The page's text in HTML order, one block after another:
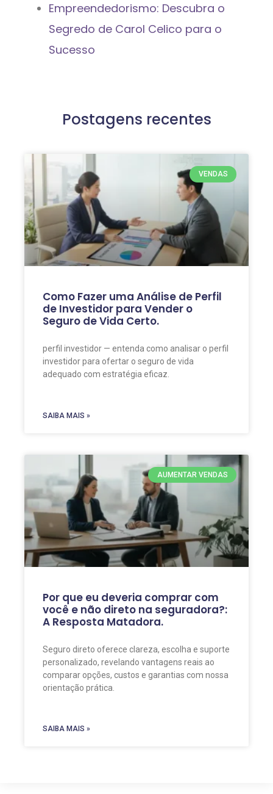
Empreendedorismo: Descubra o
Segredo de Carol Celico para o
Sucesso
Postagens recentes
VENDAS
Como Fazer uma Análise de Perfil
de Investidor para Vender o
Seguro de Vida Certo.
perfil investidor — entenda como analisar o perfil
investidor para ofertar o seguro de vida
adequado com estratégia eficaz.
SAIBA MAIS »
AUMENTAR VENDAS
Por que eu deveria comprar com
você e não direto na seguradora?:
A Resposta Matadora.
Seguro direto oferece clareza, escolha e suporte
personalizado, revelando vantagens reais ao
comparar opções, custos e garantias com nossa
orientação prática.
SAIBA MAIS »